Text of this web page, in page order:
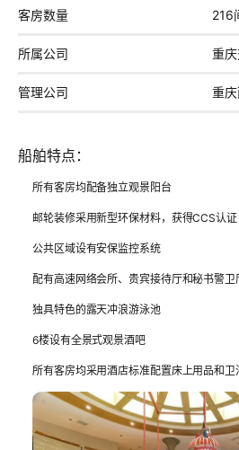
客房数量 216
所属公司 重
管理公司 重
船舶特点：
所有客房均配备独立观景阳台
邮轮装修采用新型环保材料，获得CCS认证
公共区域设有安保监控系统
配有高速网络会所、贵宾接待厅和秘书警卫
独具特色的露天冲浪游泳池
6楼设有全景式观景酒吧
所有客房均采用酒店标准配置床上用品和卫